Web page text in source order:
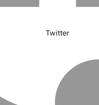
Twitter